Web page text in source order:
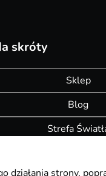
skróty
Sklep
Blog
Strefa
działania strony,